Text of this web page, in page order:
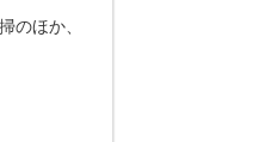
のほか、